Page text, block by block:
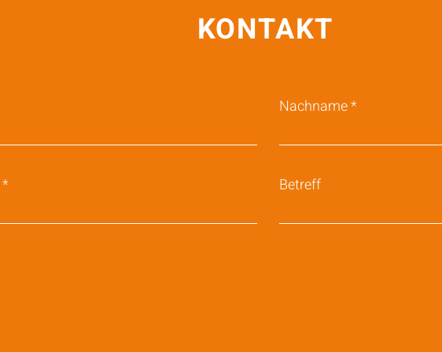
KONTAKT
Nachname
Betreff